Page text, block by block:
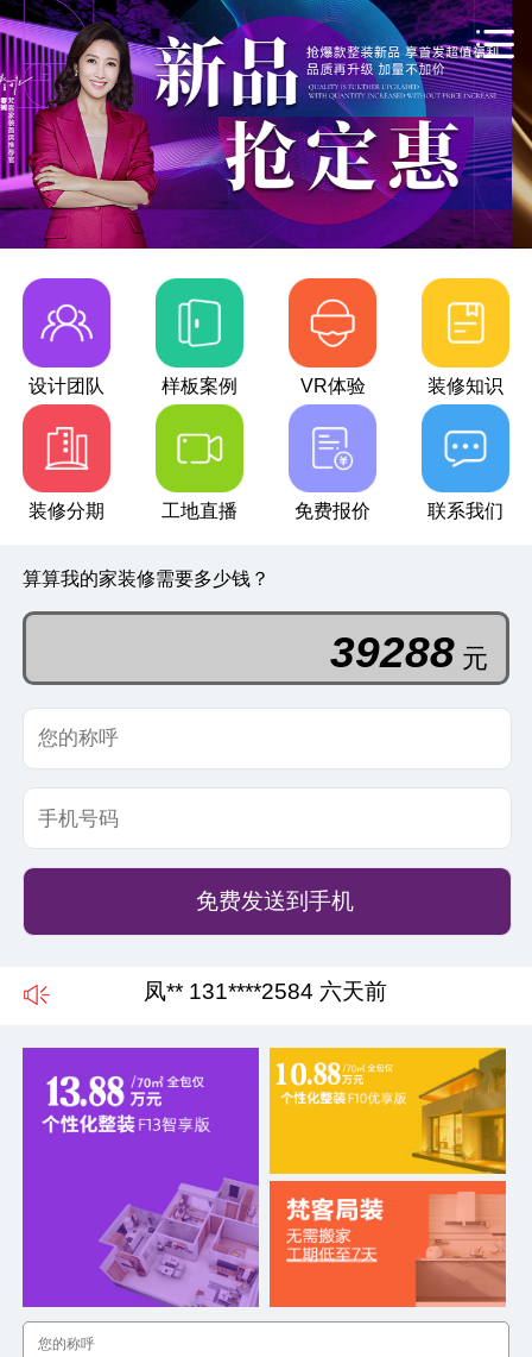
设计团队 样板案例 VR体验 装修知识
装修分期 工地直播 免费报价 联系我们
算算我的家装修需要多少钱？
60935 元
免费发送到手机
凤** 131****2584 六天前